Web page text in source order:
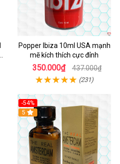
Popper Ibiza 10ml USA mạnh
mẽ kích thích cực đỉnh
350.000₫ 437.000₫
(231)
-54%
5